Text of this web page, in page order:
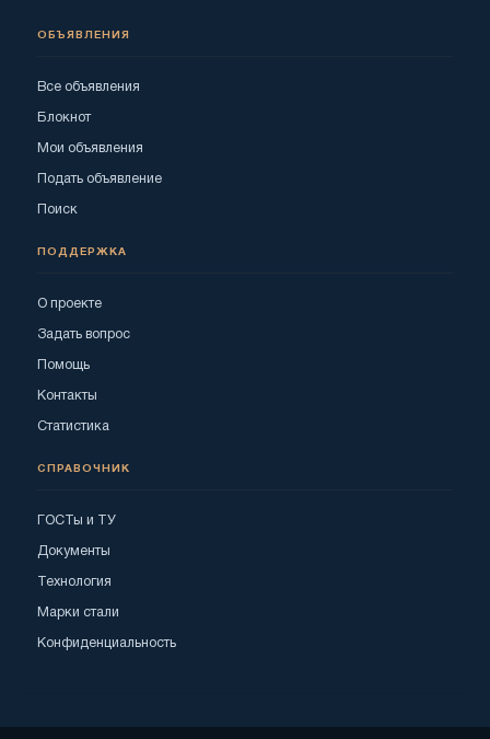
ОБЪЯВЛЕНИЯ
Все объявления
Блокнот
Мои объявления
Подать объявление
Поиск
ПОДДЕРЖКА
О проекте
Задать вопрос
Помощь
Контакты
Статистика
СПРАВОЧНИК
ГОСТы и ТУ
Документы
Технология
Марки стали
Конфиденциальность